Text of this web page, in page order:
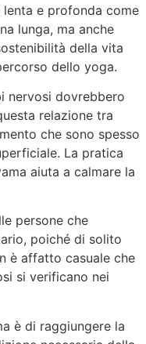
lenta e profonda come
lunga, ma anche
della vita
dello yoga.
nervosi dovrebbero
relazione tra
che sono spesso
La pratica
aiuta a calmare la
persone che
poiché di solito
è affatto casuale che
si verificano nei
è di raggiungere la